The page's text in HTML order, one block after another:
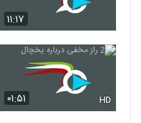
۱۱:۱۷
۰۱:۵۱ HD